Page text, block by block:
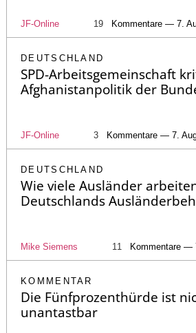
JF-Online 19 Kommentare — 7.
DEUTSCHLAND
SPD-Arbeitsgemeinschaft
Afghanistanpolitik der
JF-Online 3 Kommentare — 7.
DEUTSCHLAND
Wie viele Ausländer
Deutschlands
Mike Siemens 11 Kommentare —
KOMMENTAR
Die Fünfprozenthürde ist
unantastbar